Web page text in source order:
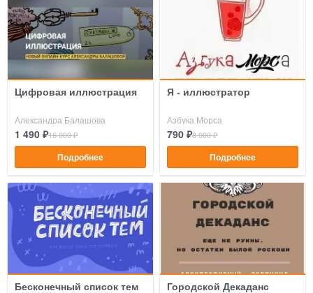
Цифровая иллюстрация
Александра Балашова
1 490 ₽16 000 ₽
Подробнее
Я - иллюстратор
Азбука Морса
790 ₽8 000 ₽
Подробнее
Бесконечный список тем Городской Декаданс